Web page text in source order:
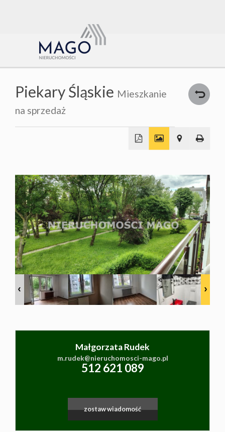
Oferty
mnie
Kontakt
Rodo
Piekary Śląskie Mieszkanie
na sprzedaż
−
Leaflet | © MapTiler©OpenStreetMap
Małgorzata Rudek
m.rudek@nieruchomosci-mago.pl
512 621 089
zostaw wiadomość